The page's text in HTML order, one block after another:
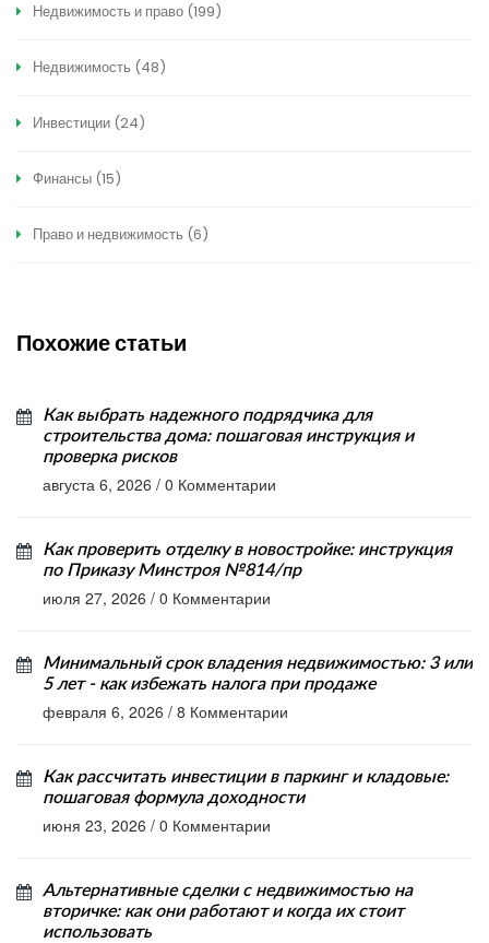
Недвижимость и право (199)
Недвижимость (48)
Инвестиции (24)
Финансы (15)
Право и недвижимость (6)
Похожие статьи
Как выбрать надежного подрядчика для
строительства дома: пошаговая инструкция и
проверка рисков
августа 6, 2026 / 0 Комментарии
Как проверить отделку в новостройке: инструкция
по Приказу Минстроя №814/пр
июля 27, 2026 / 0 Комментарии
Минимальный срок владения недвижимостью: 3 или
5 лет - как избежать налога при продаже
февраля 6, 2026 / 8 Комментарии
Как рассчитать инвестиции в паркинг и кладовые:
пошаговая формула доходности
июня 23, 2026 / 0 Комментарии
Альтернативные сделки с недвижимостью на
вторичке: как они работают и когда их стоит
использовать